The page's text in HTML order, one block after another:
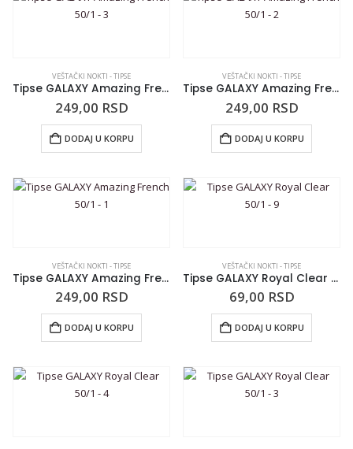
VEŠTAČKI NOKTI - TIPSE
Tipse GALAXY Amazing French 50/1 – 3
249,00 RSD
DODAJ U KORPU
VEŠTAČKI NOKTI - TIPSE
Tipse GALAXY Amazing French 50/1 – 2
249,00 RSD
DODAJ U KORPU
VEŠTAČKI NOKTI - TIPSE
Tipse GALAXY Amazing French 50/1 – 1
249,00 RSD
DODAJ U KORPU
VEŠTAČKI NOKTI - TIPSE
Tipse GALAXY Royal Clear 50/1 – 9
69,00 RSD
DODAJ U KORPU